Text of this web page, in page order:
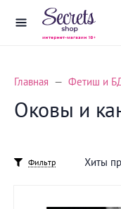
Главная Фетиш и
Оковы и
Фильтр Хиты